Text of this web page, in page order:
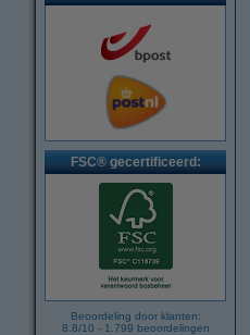
FSC® gecertificeerd:
Beoordeling door klanten:
8.8/10 - 1.799 beoordelingen